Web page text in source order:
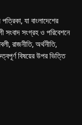
যা বাংলাদেশের
সংবাদ সংগ্রহ ও পরিবেশনে
রাজনীতি, অর্থনীতি,
বিষয়ের উপর ভিত্তি